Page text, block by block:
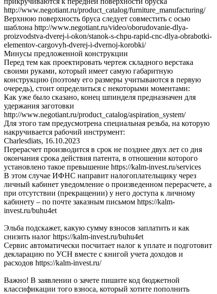
http://www.negotiant.ru/product_catalog/furniture_manufacturing/
Верхнюю поверхность бруса следует совместить с осью
шаблона http://www.negotiant.ru/video/oborudovanie-dlya-
proizvodstva-dverej-i-okon/stanok-s-chpu-rapid-cnc-dlya-obrabotki-
elementov-cargovyh-dverej-i-dvernoj-korobki/
Минусы предложенной конструкции
Перед тем как проектировать чертеж складного верстака
своими руками, который имеет самую габаритную
конструкцию (поэтому его размеры учитываются в первую
очередь), стоит определиться с некоторыми моментами:
Как уже было сказано, конец шпинделя предназначен для
удержания заготовки
http://www.negotiant.ru/product_catalog/aspiration_system/
Для этого там предусмотрена специальная резьба, на которую
накручивается рабочий инструмент:
Charlesdiats, 16.10.2023
Перерасчет производится в срок не позднее двух лет со дня
окончания срока действия патента, в отношении которого
установлено такое превышение https://kalm-invest.ru/services
В этом случае ИФНС направит налогоплательщику через
личный кабинет уведомление о произведенном перерасчете, а
при отсутствии (прекращении) у него доступа к личному
кабинету – по почте заказным письмом https://kalm-
invest.ru/buhu4et
Эльба подскажет, какую сумму взносов заплатить и как
снизить налог https://kalm-invest.ru/buhu4et
Сервис автоматически посчитает налог к уплате и подготовит
декларацию по УСН вместе с книгой учета доходов и
расходов https://kalm-invest.ru/
Важно! В заявлении о зачете пишите код бюджетной
классификации того взноса, который хотите пополнить